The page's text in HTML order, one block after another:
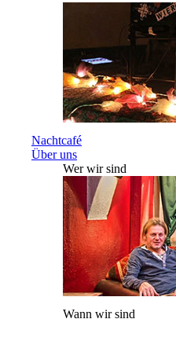
Nachtcafé
Über uns
Wer wir sind
Wann wir sind